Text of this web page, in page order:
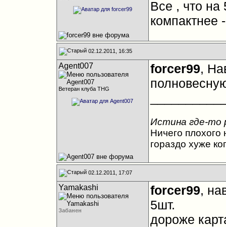
Все , что на
компактнее
02.12.2011, 16:35
Agent007
Ветеран клуба THG
forcer99,
Истина где-то
Ничего плохого
гораздо хуже
02.12.2011, 17:07
Yamakashi
Забанен
forcer99,
5шт.
дороже